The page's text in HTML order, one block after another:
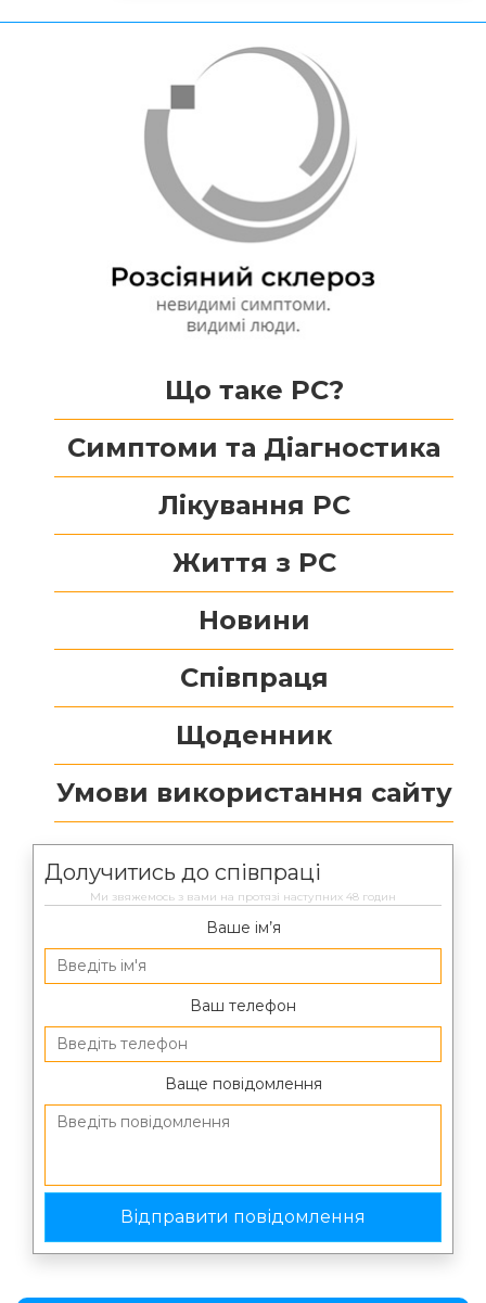
Що таке РС?
Симптоми та Діагностика
Лікування РС
Життя з РС
Новини
Співпраця
Щоденник
Умови використання сайту
Долучитись до співпраці
Ми звяжемось з вами на протязі наступних 48 годин
Ваше ім’я
Ваш телефон
Ваще повідомлення